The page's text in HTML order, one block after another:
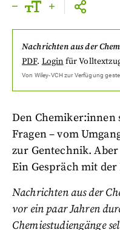
Nachrichten aus der
PDF. Login für
Von Wiley-VCHzur Verfügung
Den Chemiker:innen
Fragen – vom
zur Gentechnik.
Ein Gespräch mit
Nachrichten aus der
vor ein paar Jahren
Chemiestudiengänge